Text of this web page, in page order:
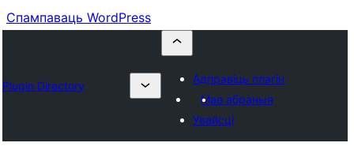
Спампаваць WordPress
Plugin Directory
Адправіць плагін
Мае абраныя
Увайсці